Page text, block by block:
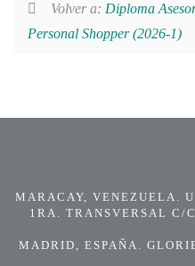
Volver a: Diploma
Personal Shopper (2026-1)
MARACAY, VENEZUELA.
1RA. TRANSVERSAL C/
MADRID, ESPAÑA.